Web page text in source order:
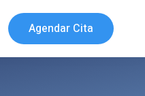
Agendar Cita